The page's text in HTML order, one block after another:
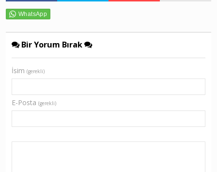
Bir Yorum Bırak
İsim (gerekli)
E-Posta (gerekli)